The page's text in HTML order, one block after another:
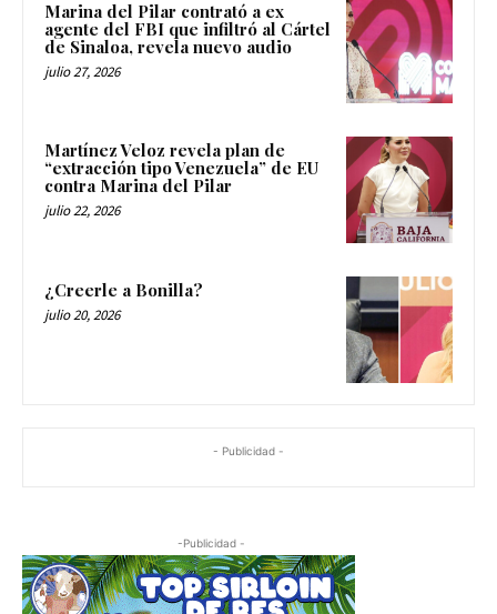
Marina del Pilar contrató a ex
agente del FBI que infiltró al Cártel
de Sinaloa, revela nuevo audio
julio 27, 2026
Martínez Veloz revela plan de
“extracción tipo Venezuela” de EU
contra Marina del Pilar
julio 22, 2026
¿Creerle a Bonilla?
julio 20, 2026
- Publicidad -
-Publicidad -